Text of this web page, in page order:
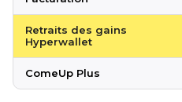
Retraits des gains
Hyperwallet
ComeUp Plus